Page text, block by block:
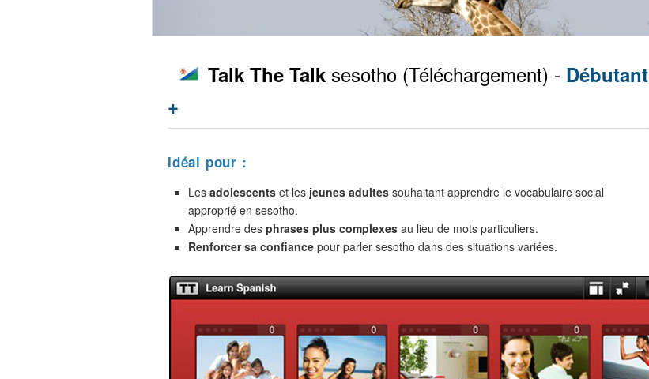
Talk The Talk sesotho (Téléchargement) - Débutant
+
Idéal pour :
Les adolescents et les jeunes adultes souhaitant apprendre le vocabulaire social
approprié en sesotho.
Apprendre des phrases plus complexes au lieu de mots particuliers.
Renforcer sa confiance pour parler sesotho dans des situations variées.